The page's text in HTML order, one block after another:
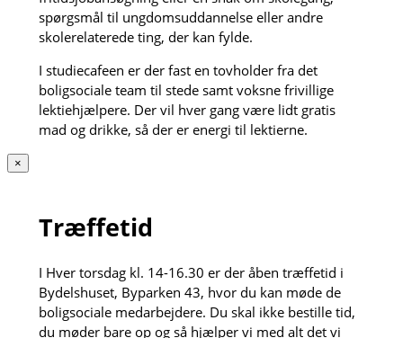
spørgsmål til ungdomsuddannelse eller andre
skolerelaterede ting, der kan fylde.
I studiecafeen er der fast en tovholder fra det
boligsociale team til stede samt voksne frivillige
lektiehjælpere. Der vil hver gang være lidt gratis
mad og drikke, så der er energi til lektierne.
×
Træffetid
I Hver torsdag kl. 14-16.30 er der åben træffetid i
Bydelshuset, Byparken 43, hvor du kan møde de
boligsociale medarbejdere. Du skal ikke bestille tid,
du møder bare op og så hjælper vi med alt det vi